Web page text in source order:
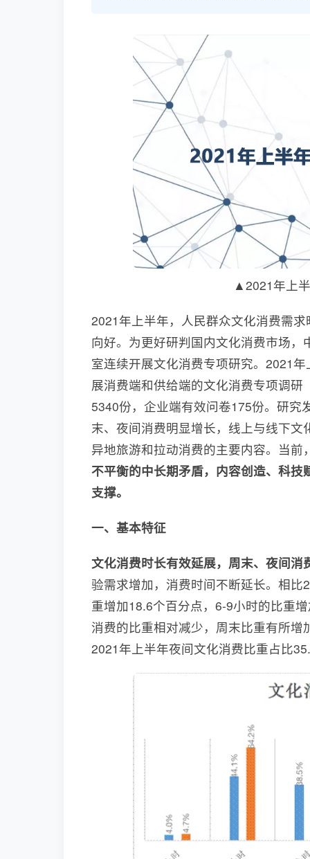
▲2021年上
2021年上半年，人民群众文化消费需
向好。为更好研判国内文化消费市场
室连续开展文化消费专项研究。2021
展消费端和供给端的文化消费专项调研
5340份，企业端有效问卷175份。研
末、夜间消费明显增长，线上与线下
异地旅游和拉动消费的主要内容。当前
不平衡的中长期矛盾，内容创造、科
支撑。
一、基本特征
文化消费时长有效延展，周末、夜间消
验需求增加，消费时间不断延长。相
重增加18.6个百分点，6-9小时的比重
消费的比重相对减少，周末比重有所
2021年上半年夜间文化消费比重占比